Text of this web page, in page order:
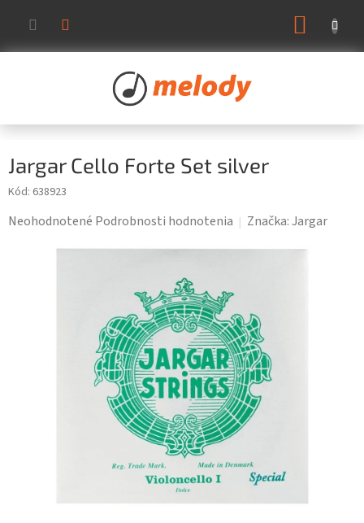
obsah
Jargar Cello Forte Set silver
Kód: 638923
Priemerné
Neohodnotené Podrobnosti hodnotenia Značka:Jargar